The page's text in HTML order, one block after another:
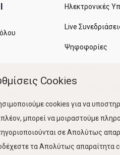
πολίτη
Ηλεκτρονικές
Live
Ψηφοφορίες
Cookies
cookies για να
μπορεί να μοιραστούμε
σε Απολύτως
τα Απολύτως απαραίτητα